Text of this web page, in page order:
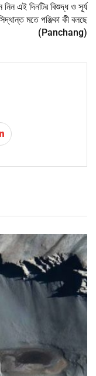
নিন এই দিনটির বিশুদ্ধ ও সূর্য
মতে পঞ্জিকা কী বলছে
(Panchang)